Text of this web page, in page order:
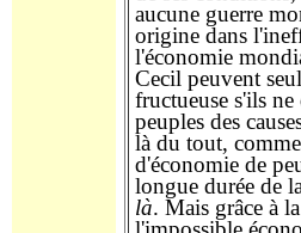
aucuneguerre
origine dans
l'économie
Cecilpeuvent
fructueuses'ils ne
peuples des
là du tout,
d'économie de
longue durée de
là. Mais grâce à